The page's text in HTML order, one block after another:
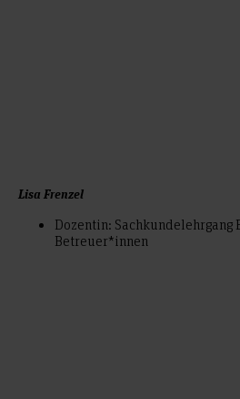
Lisa Frenzel
Dozentin: Sachkundelehrgang
Betreuer*innen